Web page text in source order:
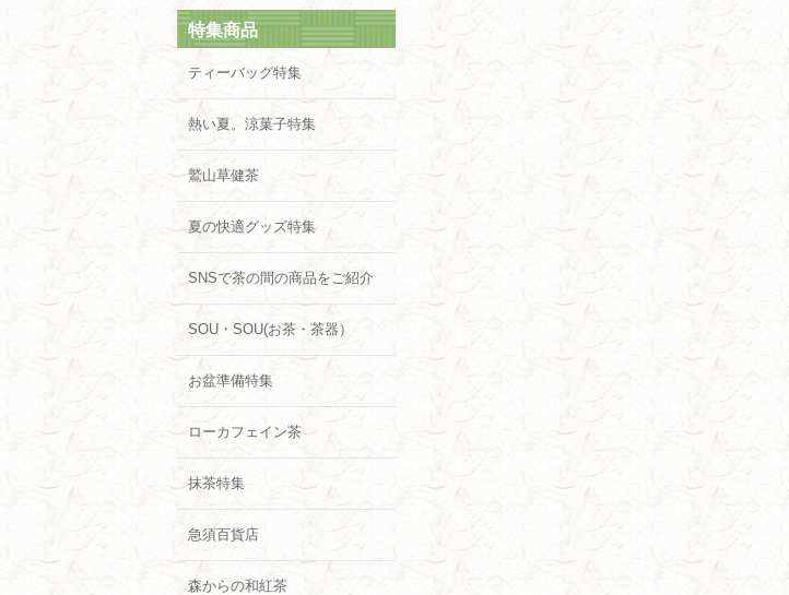
特集商品
ティーバッグ特集
熱い夏。涼菓子特集
鷲山草健茶
夏の快適グッズ特集
SNSで茶の間の商品をご紹介
SOU・SOU(お茶・茶器）
お盆準備特集
ローカフェイン茶
抹茶特集
急須百貨店
森からの和紅茶